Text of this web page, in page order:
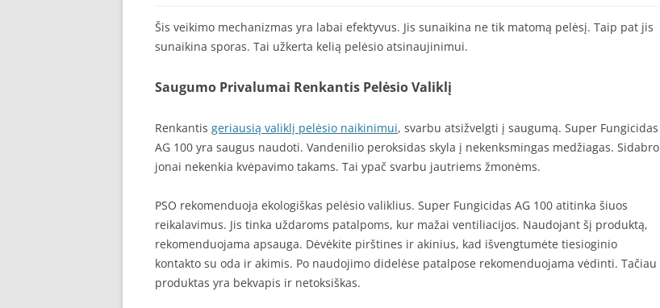
Šis veikimo mechanizmas yra labai efektyvus. Jis sunaikina ne tik matomą pelėsį. Taip pat jis
sunaikina sporas. Tai užkerta kelią pelėsio atsinaujinimui.
Saugumo Privalumai Renkantis Pelėsio Valiklį
Renkantis geriausią valiklį pelėsio naikinimui, svarbu atsižvelgti į saugumą. Super Fungicidas
AG 100 yra saugus naudoti. Vandenilio peroksidas skyla į nekenksmingas medžiagas. Sidabro
jonai nekenkia kvėpavimo takams. Tai ypač svarbu jautriems žmonėms.
PSO rekomenduoja ekologiškas pelėsio valiklius. Super Fungicidas AG 100 atitinka šiuos
reikalavimus. Jis tinka uždaroms patalpoms, kur mažai ventiliacijos. Naudojant šį produktą,
rekomenduojama apsauga. Dėvėkite pirštines ir akinius, kad išvengtumėte tiesioginio
kontakto su oda ir akimis. Po naudojimo didelėse patalpose rekomenduojama vėdinti. Tačiau
produktas yra bekvapis ir netoksiškas.